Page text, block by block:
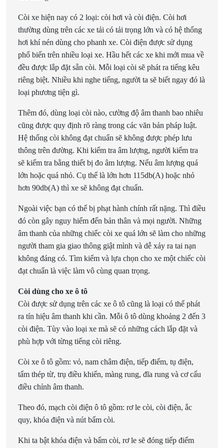
Còi xe hiện nay có 2 loại: còi hơi và còi điện. Còi hơi
thường dùng trên các xe tải có tải trọng lớn và có hệ thống
hơi khí nén dùng cho phanh xe. Còi điện được sử dụng
phổ biến trên nhiều loại xe. Hầu hết các xe khi mới mua về
đều được lắp đặt sẵn còi. Mỗi loại còi sẽ phát ra tiếng kêu
riêng biệt. Nhiều khi nghe tiếng, người ta sẽ biết ngay đó là
loại phương tiện gì.
Thêm đó, dùng loại còi nào, cường độ âm thanh bao nhiêu
cũng được quy định rõ ràng trong các văn bản pháp luật.
Hệ thống còi không đạt chuẩn sẽ không được phép lưu
thông trên đường. Khi kiểm tra âm lượng, người kiểm tra
sẽ kiểm tra bằng thiết bị đo âm lượng. Nếu âm lượng quá
lớn hoặc quá nhỏ. Cụ thể là lớn hơn 115db(A) hoặc nhỏ
hơn 90db(A) thì xe sẽ không đạt chuẩn.
Ngoài việc bạn có thể bị phạt hành chính rất nặng. Thì điều
đó còn gây nguy hiểm đến bản thân và mọi người. Những
âm thanh của những chiếc còi xe quá lớn sẽ làm cho những
người tham gia giao thông giật mình và dễ xảy ra tai nạn
không đáng có. Tìm kiếm và lựa chọn cho xe một chiếc còi
đạt chuẩn là việc làm vô cùng quan trọng.
Còi dùng cho xe ô tô
Còi được sử dụng trên các xe ô tô cũng là loại có thể phát
ra tín hiệu âm thanh khi cần. Mỗi ô tô dùng khoảng 2 đến 3
còi điện. Tùy vào loại xe mà sẽ có những cách lắp đặt và
phù hợp với từng tiếng còi riêng.
Còi xe ô tô gồm: vỏ, nam châm điện, tiếp điểm, tụ điện,
tấm thép từ, trụ điều khiển, màng rung, đĩa rung và cơ cấu
điều chỉnh âm thanh.
Theo đó, mạch còi điện ô tô gồm: rơ le còi, còi điện, ắc
quy, khóa điện và nút bấm còi.
Khi ta bật khóa điện và bấm còi, rơ le sẽ đóng tiếp điểm